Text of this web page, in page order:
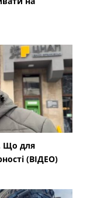
Що для
(ВІДЕО)